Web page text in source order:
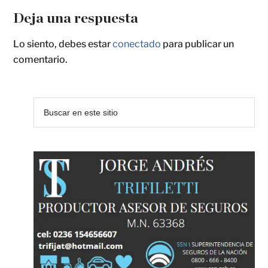
Deja una respuesta
Lo siento, debes estarconectado para publicar un
comentario.